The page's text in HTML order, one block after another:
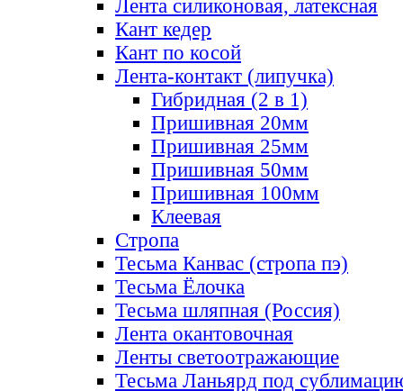
Лента силиконовая, латексная
Кант кедер
Кант по косой
Лента-контакт (липучка)
Гибридная (2 в 1)
Пришивная 20мм
Пришивная 25мм
Пришивная 50мм
Пришивная 100мм
Клеевая
Стропа
Тесьма Канвас (стропа пэ)
Тесьма Ёлочка
Тесьма шляпная (Россия)
Лента окантовочная
Ленты светоотражающие
Тесьма Ланьярд под